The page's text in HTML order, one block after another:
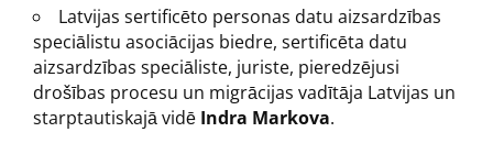
Latvijas sertificēto personas datu aizsardzības
speciālistu asociācijas biedre, sertificēta datu
aizsardzības speciāliste, juriste, pieredzējusi
drošības procesu un migrācijas vadītāja Latvijas un
starptautiskajā vidē Indra Markova.